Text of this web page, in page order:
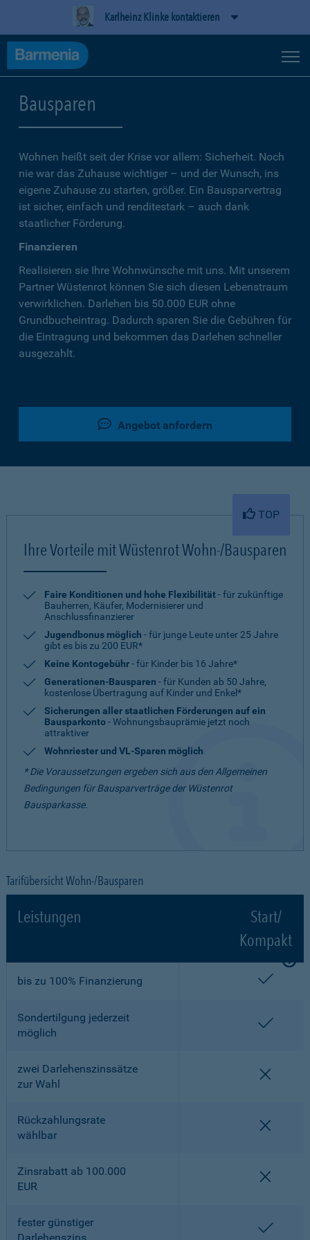
Karlheinz Klinke kontaktieren
Bausparen
Wohnen heißt seit der Krise vor allem: Sicherheit. Noch
nie war das Zuhause wichtiger – und der Wunsch, ins
eigene Zuhause zu starten, größer. Ein Bausparvertrag
ist sicher, einfach und renditestark – auch dank
staatlicher Förderung.
Finanzieren
Realisieren sie Ihre Wohnwünsche mit uns. Mit unserem
Partner Wüstenrot können Sie sich diesen Lebenstraum
verwirklichen. Darlehen bis 50.000 EUR ohne
Grundbucheintrag. Dadurch sparen Sie die Gebühren für
die Eintragung und bekommen das Darlehen schneller
ausgezahlt.
Angebot anfordern
TOP
Ihre Vorteile mit Wüstenrot Wohn-/Bausparen
Faire Konditionen und hohe Flexibilität- für zukünftige
Bauherren, Käufer, Modernisierer und
Anschlussfinanzierer
Jugendbonus möglich - für junge Leute unter 25 Jahre
gibt es bis zu 200 EUR*
Keine Kontogebühr- für Kinder bis 16 Jahre*
Generationen-Bausparen - für Kunden ab 50 Jahre,
kostenlose Übertragung auf Kinder und Enkel*
Sicherungen aller staatlichen Förderungen auf ein
Bausparkonto- Wohnungsbauprämie jetzt noch
attraktiver
Wohnriester und VL-Sparen möglich
* Die Voraussetzungen ergeben sich aus den Allgemeinen
Bedingungen für Bausparverträge der Wüstenrot
Bausparkasse.
Tarifübersicht Wohn-/Bausparen
Leistungen
Start/
Kompakt
bis zu 100% Finanzierung
Sondertilgung jederzeit
möglich
zwei Darlehenszinssätze
zur Wahl
Rückzahlungsrate
wählbar
Zinsrabatt ab 100.000
EUR
fester günstiger